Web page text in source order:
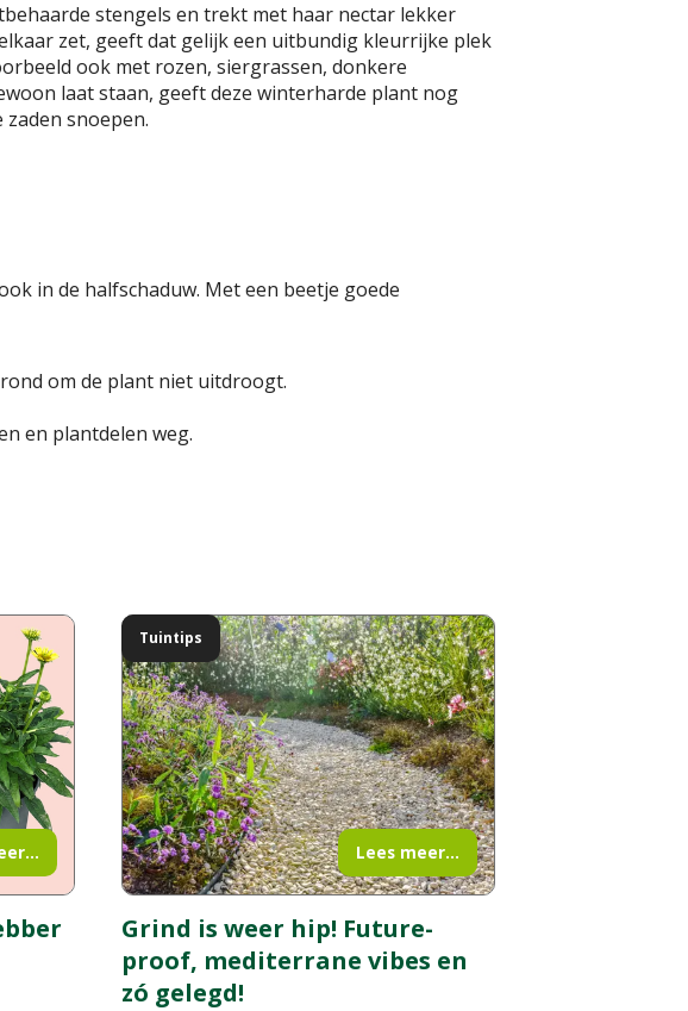
stengels en trekt met haar nectar lekker
zet, geeft dat gelijk een uitbundig kleurrijke plek
ook met rozen, siergrassen, donkere
laat staan, geeft deze winterharde plant nog
snoepen.
in de halfschaduw. Met een beetje goede
om de plant niet uitdroogt.
en plantdelen weg.
Grind is weer hip! Future-
proof, mediterrane vibes en
zó gelegd!
Tuintips
Lees meer...